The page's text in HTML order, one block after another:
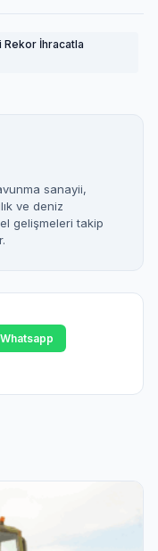
Rekor İhracatla
sanayii,
ve deniz
gelişmeleri takip
Whatsapp